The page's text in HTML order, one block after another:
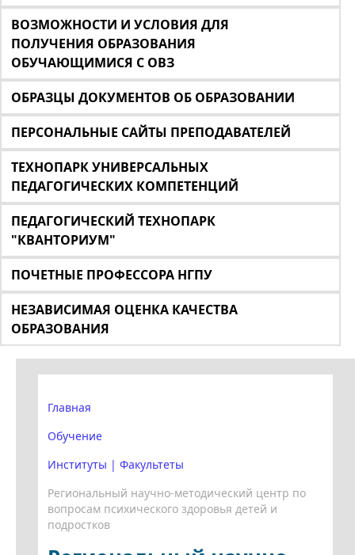
ВОЗМОЖНОСТИ И УСЛОВИЯ ДЛЯ
ПОЛУЧЕНИЯ ОБРАЗОВАНИЯ
ОБУЧАЮЩИМИСЯ С ОВЗ
ОБРАЗЦЫ ДОКУМЕНТОВ ОБ ОБРАЗОВАНИИ
ПЕРСОНАЛЬНЫЕ САЙТЫ ПРЕПОДАВАТЕЛЕЙ
ТЕХНОПАРК УНИВЕРСАЛЬНЫХ
ПЕДАГОГИЧЕСКИХ КОМПЕТЕНЦИЙ
ПЕДАГОГИЧЕСКИЙ ТЕХНОПАРК
"КВАНТОРИУМ"
ПОЧЕТНЫЕ ПРОФЕССОРА НГПУ
НЕЗАВИСИМАЯ ОЦЕНКА КАЧЕСТВА
ОБРАЗОВАНИЯ
Главная
Обучение
Институты | Факультеты
Региональный научно-методический центр по
вопросам психического здоровья детей и
подростков